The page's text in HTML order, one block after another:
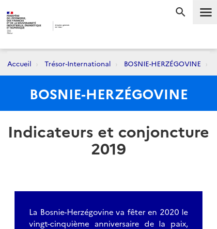
Accueil Trésor-International BOSNIE-HERZÉGOVINE
BOSNIE-HERZÉGOVINE
Indicateurs et conjoncture
2019
La Bosnie-Herzégovine va fêter en 2020 le
vingt-cinquième anniversaire de la paix,